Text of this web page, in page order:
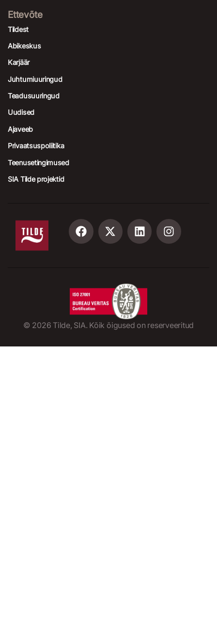
Ettevõte
Tildest
Abikeskus
Karjäär
Juhtumiuuringud
Teadusuuringud
Uudised
Ajaveeb
Privaatsuspoliitika
Teenusetingimused
SIA Tilde projektid
© 2026 Tilde, SIA. Kõik õigused on reserveeritud